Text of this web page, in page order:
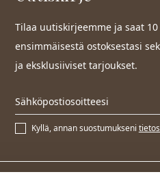
Tilaa uutiskirjeemme ja saat
ensimmäisestä ostoksestasi
ja eksklusiiviset tarjoukset.
Kyllä, annan suostumukseni